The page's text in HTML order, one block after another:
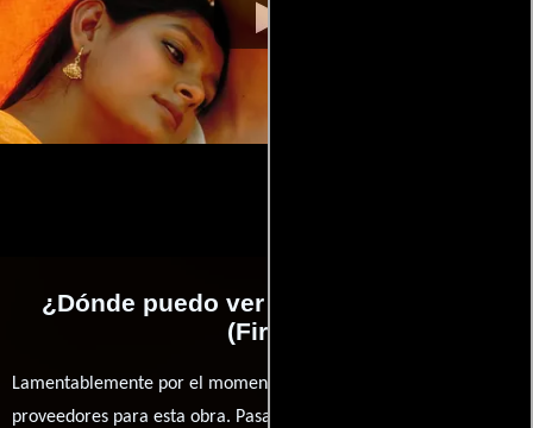
¿Dónde puedo ver la películas Fuego
(Fire)?
Lamentablemente por el momento no contamos con enlaces a
proveedores para esta obra. Pasa por nuestro catálogo de